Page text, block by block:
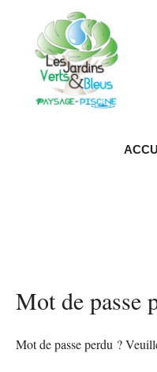
contenu
Mot de passe
Mot de passe perdu ?